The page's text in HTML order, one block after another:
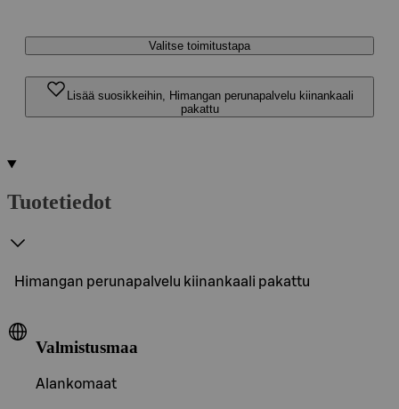
Valitse toimitustapa
Lisää suosikkeihin, Himangan perunapalvelu kiinankaali
pakattu
Tuotetiedot
Himangan perunapalvelu kiinankaali pakattu
Valmistusmaa
Alankomaat